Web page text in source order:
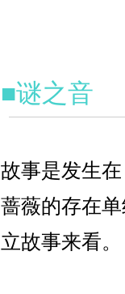
■谜之音
故事是发生
蔷薇的存在
立故事来看。